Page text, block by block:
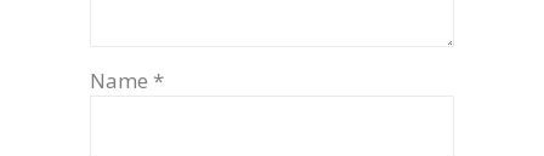
Name *